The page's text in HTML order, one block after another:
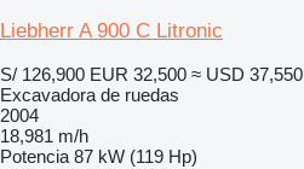
Liebherr A 900 C Litronic
S/ 126,900 EUR 32,500 ≈ USD 37,550
Excavadora de ruedas
2004
18,981 m/h
Potencia 87 kW (119 Hp)